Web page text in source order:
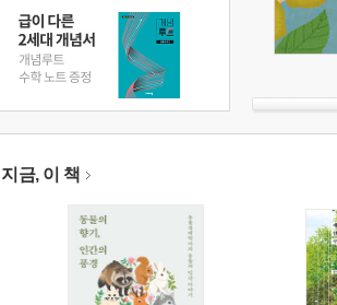
지금, 이 책